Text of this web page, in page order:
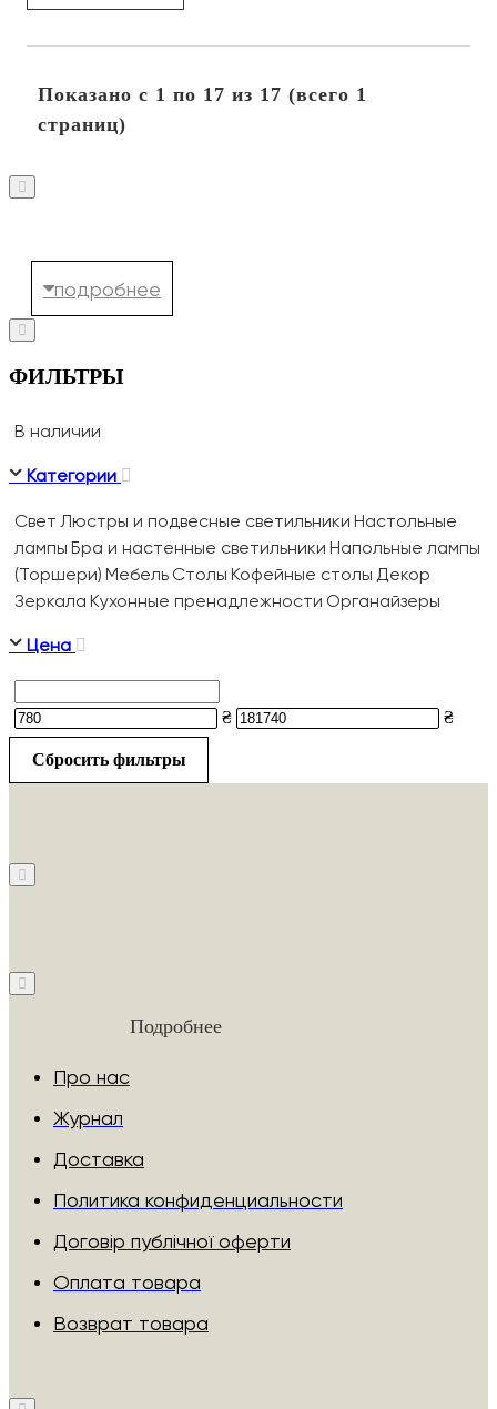
Показано с 1 по 17 из 17 (всего 1
страниц)
ФИЛЬТРЫ
В наличии
Категории
Свет Люстры и подвесные светильники Настольные
лампы Бра и настенные светильники Напольные лампы
(Торшери) Мебель Столы Кофейные столы Декор
Зеркала Кухонные пренадлежности Органайзеры
Цена
₴ ₴
Сбросить фильтры
Подробнее
Про нас
Журнал
Доставка
Политика конфиденциальности
Договір публічної оферти
Оплата товара
Возврат товара